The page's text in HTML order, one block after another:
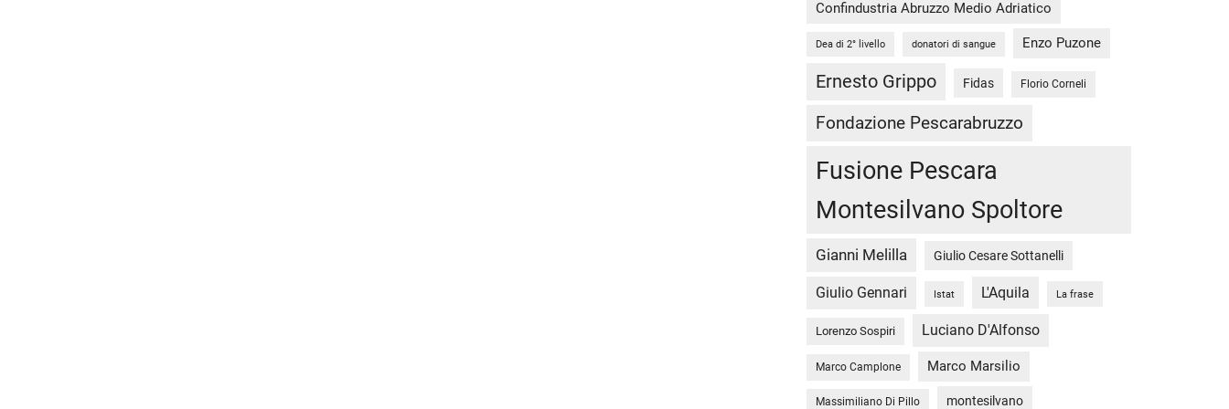
Confindustria Abruzzo Medio Adriatico
Dea di 2° livello donatori di sangue Enzo Puzone
Ernesto Grippo Fidas Florio Corneli
Fondazione Pescarabruzzo
Fusione Pescara
Montesilvano Spoltore
Gianni Melilla Giulio Cesare Sottanelli
Giulio Gennari Istat L'Aquila La frase
Lorenzo Sospiri Luciano D'Alfonso
Marco Camplone Marco Marsilio
Massimiliano Di Pillo montesilvano